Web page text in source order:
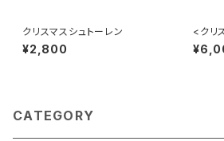
クリスマスシュトーレン
¥2,800
<クリ
バニラ
レン
CATEGORY